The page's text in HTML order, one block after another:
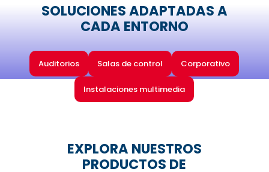
SOLUCIONES ADAPTADAS A
CADA ENTORNO
Auditorios Salas de control Corporativo
Instalaciones multimedia
EXPLORA NUESTROS
PRODUCTOS DE